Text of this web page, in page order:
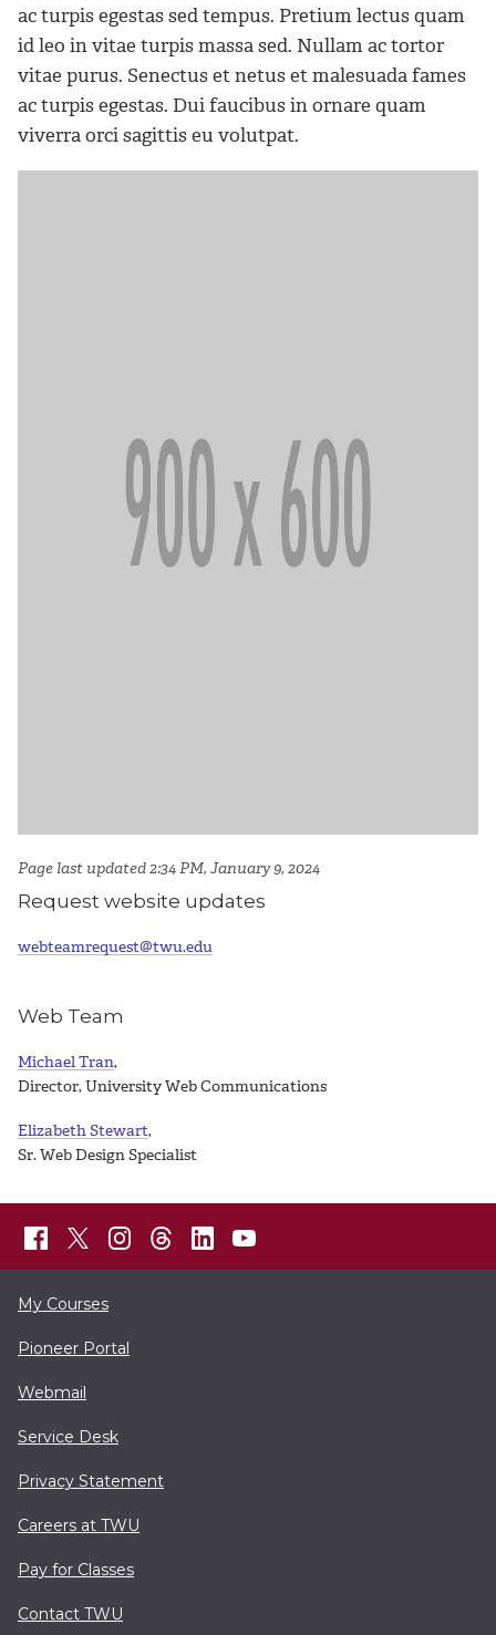
ac turpis egestas sed tempus. Pretium lectus quam
id leo in vitae turpis massa sed. Nullam ac tortor
vitae purus. Senectus et netus et malesuada fames
ac turpis egestas. Dui faucibus in ornare quam
viverra orci sagittis eu volutpat.
Page last updated 2:34 PM, January 9, 2024
Request website updates
webteamrequest@twu.edu
Web Team
Michael Tran,
Director, University Web Communications
Elizabeth Stewart,
Sr. Web Design Specialist
My Courses
Pioneer Portal
Webmail
Service Desk
Privacy Statement
Careers at TWU
Pay for Classes
Contact TWU